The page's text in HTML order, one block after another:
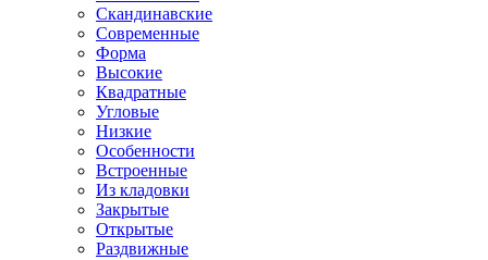
Скандинавские
Современные
Форма
Высокие
Квадратные
Угловые
Низкие
Особенности
Встроенные
Из кладовки
Закрытые
Открытые
Раздвижные